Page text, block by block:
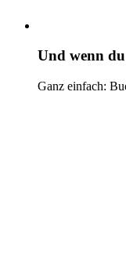
Und wenn
Ganz einfach: